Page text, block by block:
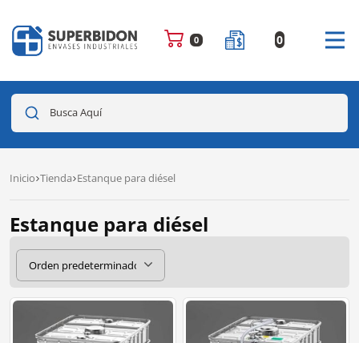
0 0
Busca Aquí
Inicio Tienda Estanque para diésel
Estanque para diésel